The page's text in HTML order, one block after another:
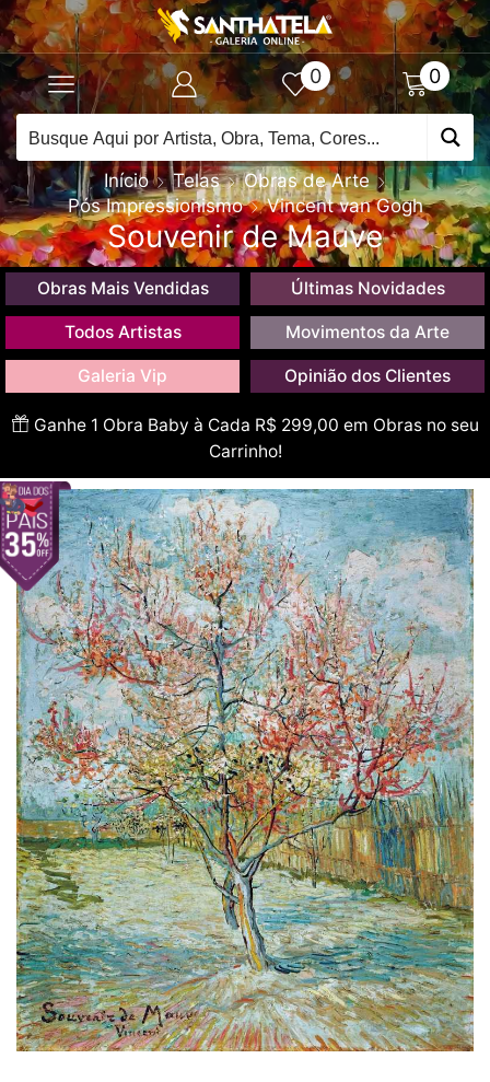
0 0
Início Telas
Obras de Arte
Pós Impressionismo
Vincent van Gogh
Souvenir de Mauve
Obras Mais Vendidas Últimas Novidades
Todos Artistas Movimentos da Arte
Galeria Vip Opinião dos Clientes
Ganhe 1 Obra Baby à Cada R$ 299,00 em Obras no seu
Carrinho!